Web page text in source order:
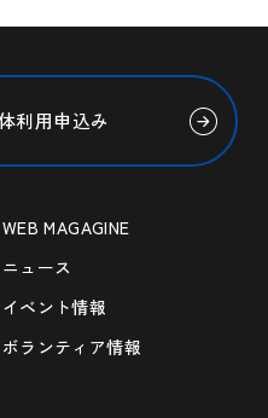
利用申込み
WEB MAGAGINE
ニュース
イベント情報
ボランティア情報